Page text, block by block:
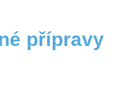
přípravy